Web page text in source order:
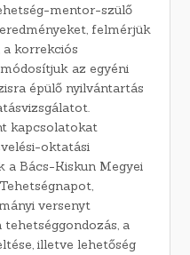
mentor-szülő
felmérjük
a korrekciós
az egyéni
épülő nyilvántartás
kapcsolatokat
oktatási
a Bács-Kiskun Megyei
versenyt
a
illetve lehetőség